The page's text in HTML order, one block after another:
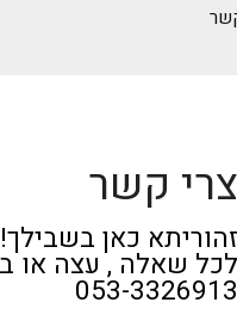
צרי קשר
זהוריתא כאן בשבילך!
לכל שאלה , עצה או
053-3326913